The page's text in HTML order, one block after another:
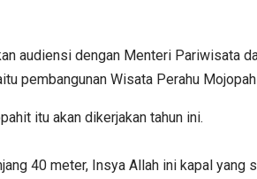
audiensi dengan Menteri Pariwisata
pembangunan Wisata Perahu
itu akan dikerjakan tahun ini.
40 meter, Insya Allah ini kapal